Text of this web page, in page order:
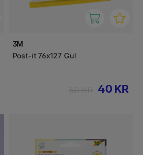
3M
Post-it 76x127 Gul
40 KR